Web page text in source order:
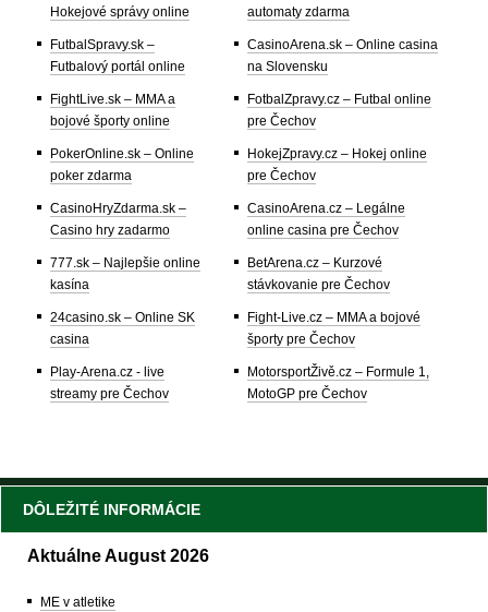
Hokejové správy online
FutbalSpravy.sk –
Futbalový portál online
FightLive.sk – MMA a
bojové športy online
PokerOnline.sk – Online
poker zdarma
CasinoHryZdarma.sk –
Casino hry zadarmo
777.sk – Najlepšie online
kasína
24casino.sk – Online SK
casina
Play-Arena.cz - live
streamy pre Čechov
automaty zdarma
CasinoArena.sk – Online casina
na Slovensku
FotbalZpravy.cz – Futbal online
pre Čechov
HokejZpravy.cz – Hokej online
pre Čechov
CasinoArena.cz – Legálne
online casina pre Čechov
BetArena.cz – Kurzové
stávkovanie pre Čechov
Fight-Live.cz – MMA a bojové
športy pre Čechov
MotorsportŽivě.cz – Formule 1,
MotoGP pre Čechov
DÔLEŽITÉ INFORMÁCIE
Aktuálne August 2026
ME v atletike